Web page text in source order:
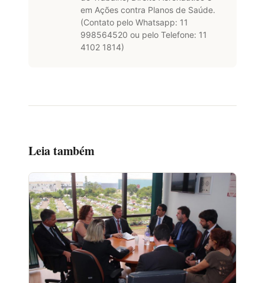
em Ações contra Planos de Saúde.
(Contato pelo Whatsapp: 11
998564520 ou pelo Telefone: 11
4102 1814)
Leia também